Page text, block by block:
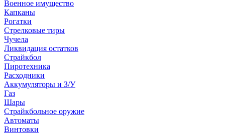
Военное имущество
Капканы
Рогатки
Стрелковые тиры
Чучела
Ликвидация остатков
Страйкбол
Пиротехника
Расходники
Аккумуляторы и З/У
Газ
Шары
Страйкбольное оружие
Автоматы
Винтовки